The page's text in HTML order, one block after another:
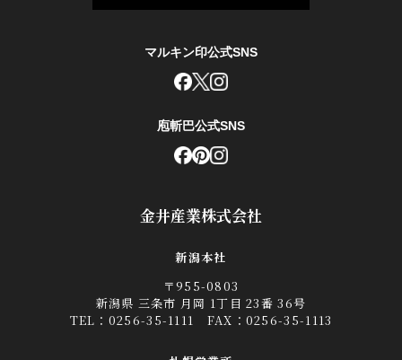
金井産業株式会社
新潟本社
〒955-0803
新潟県 三条市 月岡 1丁目 23番 36号
TEL： 0256-35-1111 FAX：0256-35-1113
マルキン印公式SNS
庖斬巴公式SNS